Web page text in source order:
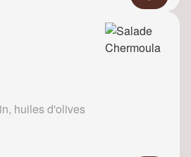
huiles d'olives